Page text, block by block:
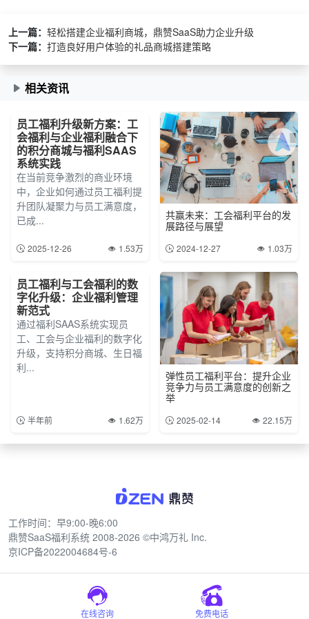
上一篇： 轻松搭建企业福利商城，鼎赞SaaS助力企业升级
下一篇： 打造良好用户体验的礼品商城搭建策略
相关资讯
员工福利升级新方案：工
会福利与企业福利融合下
的积分商城与福利SAAS
系统实践
在当前竞争激烈的商业环境
中，企业如何通过员工福利提
升团队凝聚力与员工满意度，
已成...
2025-12-26 1.53万
共赢未来：工会福利平台的发
展路径与展望
2024-12-27 1.03万
员工福利与工会福利的数
字化升级：企业福利管理
新范式
通过福利SAAS系统实现员
工、工会与企业福利的数字化
升级，支持积分商城、生日福
利...
半年前 1.62万
弹性员工福利平台：提升企业
竞争力与员工满意度的创新之
举
2025-02-14 22.15万
工作时间：早9:00-晚6:00
鼎赞SaaS福利系统 2008-2026 ©中鸿万礼 Inc.
京ICP备2022004684号-6
在线咨询 免费电话